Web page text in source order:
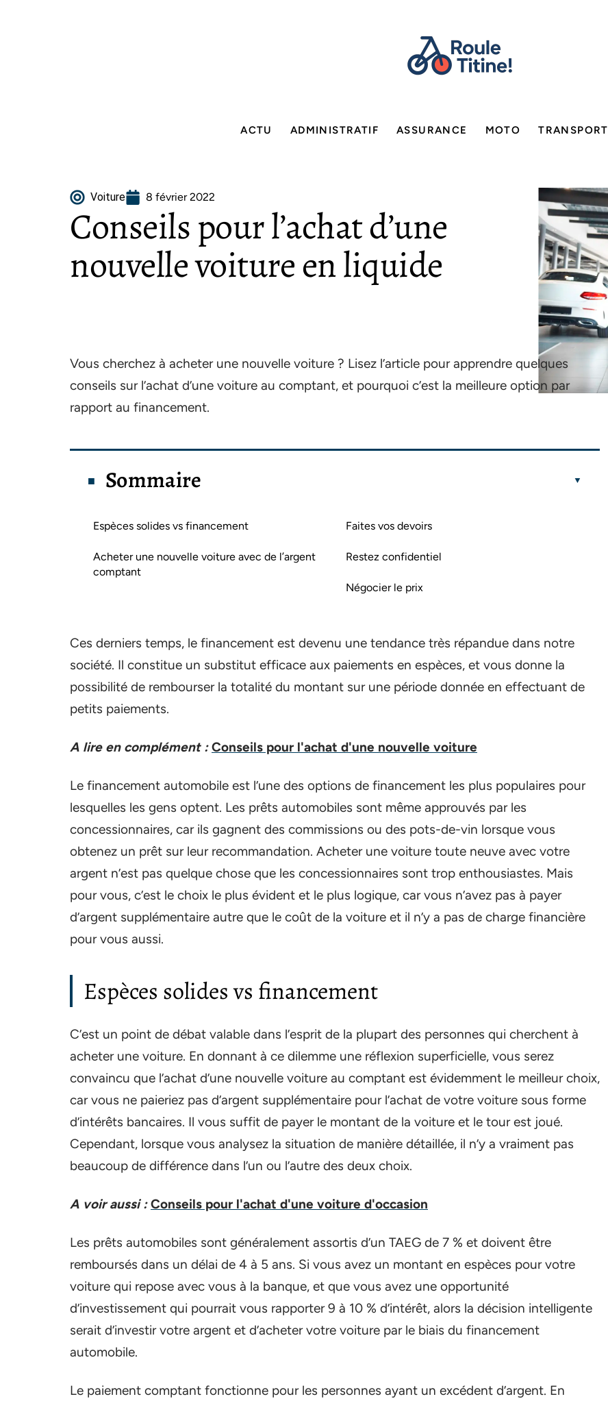
ACTU ADMINISTRATIF ASSURANCE MOTO TRANSPORT
Voiture 8 février 2022
Conseils pour l’achat d’une
nouvelle voiture en liquide
Vous cherchez à acheter une nouvelle voiture ? Lisez l’article pour apprendre quelques
conseils sur l’achat d’une voiture au comptant, et pourquoi c’est la meilleure option par
rapport au financement.
Sommaire
Espèces solides vs financement
Acheter une nouvelle voiture avec de l’argent
comptant
Faites vos devoirs
Restez confidentiel
Négocier le prix
Ces derniers temps, le financement est devenu une tendance très répandue dans notre
société. Il constitue un substitut efficace aux paiements en espèces, et vous donne la
possibilité de rembourser la totalité du montant sur une période donnée en effectuant de
petits paiements.
A lire en complément : Conseils pour l'achat d'une nouvelle voiture
Le financement automobile est l’une des options de financement les plus populaires pour
lesquelles les gens optent. Les prêts automobiles sont même approuvés par les
concessionnaires, car ils gagnent des commissions ou des pots-de-vin lorsque vous
obtenez un prêt sur leur recommandation. Acheter une voiture toute neuve avec votre
argent n’est pas quelque chose que les concessionnaires sont trop enthousiastes. Mais
pour vous, c’est le choix le plus évident et le plus logique, car vous n’avez pas à payer
d’argent supplémentaire autre que le coût de la voiture et il n’y a pas de charge financière
pour vous aussi.
Espèces solides vs financement
C’est un point de débat valable dans l’esprit de la plupart des personnes qui cherchent à
acheter une voiture. En donnant à ce dilemme une réflexion superficielle, vous serez
convaincu que l’achat d’une nouvelle voiture au comptant est évidemment le meilleur choix,
car vous ne paieriez pas d’argent supplémentaire pour l’achat de votre voiture sous forme
d’intérêts bancaires. Il vous suffit de payer le montant de la voiture et le tour est joué.
Cependant, lorsque vous analysez la situation de manière détaillée, il n’y a vraiment pas
beaucoup de différence dans l’un ou l’autre des deux choix.
A voir aussi : Conseils pour l'achat d'une voiture d'occasion
Les prêts automobiles sont généralement assortis d’un TAEG de 7 % et doivent être
remboursés dans un délai de 4 à 5 ans. Si vous avez un montant en espèces pour votre
voiture qui repose avec vous à la banque, et que vous avez une opportunité
d’investissement qui pourrait vous rapporter 9 à 10 % d’intérêt, alors la décision intelligente
serait d’investir votre argent et d’acheter votre voiture par le biais du financement
automobile.
Le paiement comptant fonctionne pour les personnes ayant un excédent d’argent. En